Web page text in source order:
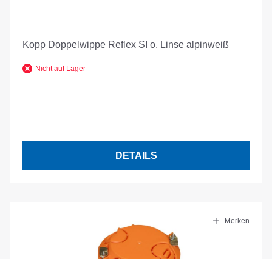
Kopp Doppelwippe Reflex SI o. Linse alpinweiß
Nicht auf Lager
DETAILS
Merken